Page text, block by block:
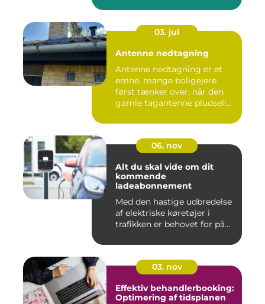
03. jul
Antenne nedtagning
Antenne nedtagning er et
emne, mange boligejere
først tænker over, når den
gamle tagantenne pludseli...
06. nov
Alt du skal vide om dit
kommende
ladeabonnement
Med den hastige udbredelse
af elektriske køretøjer i
trafikken er behovet for på...
03. nov
Effektiv behandlerbooking:
Optimering af tidsplanen